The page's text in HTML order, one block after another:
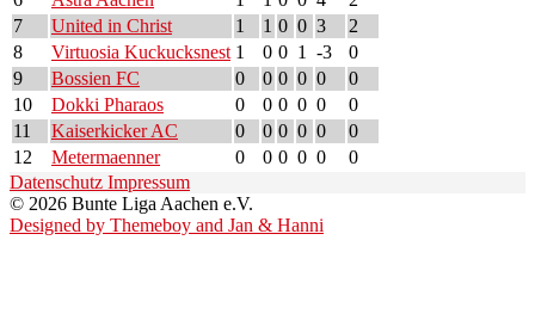
7
United in Christ 1 1 0 0 3
2
8
Virtuosia Kuckucksnest 1 0 0 1 -3
0
9
Bossien FC 0 0 0 0 0
0
10
Dokki Pharaos 0 0 0 0 0
0
11
Kaiserkicker AC 0 0 0 0 0
0
12
Metermaenner 0 0 0 0 0
0
Datenschutz Impressum
© 2026 Bunte Liga Aachen e.V.
Designed by Themeboy and Jan & Hanni